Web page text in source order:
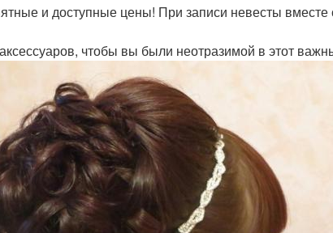
и доступные цены! При записи невесты вместе
чтобы вы были неотразимой в этот